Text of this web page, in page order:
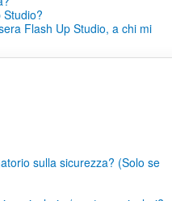
Flash Up Studio, a chi mi
sulla sicurezza? (Solo se